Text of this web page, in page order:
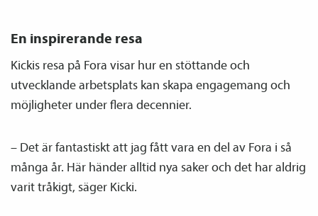
En inspirerande resa
Kickis resa på Fora visar hur en stöttande och
utvecklande arbetsplats kan skapa engagemang och
möjligheter under flera decennier.
– Det är fantastiskt att jag fått vara en del av Fora i så
många år. Här händer alltid nya saker och det har aldrig
varit tråkigt, säger Kicki.